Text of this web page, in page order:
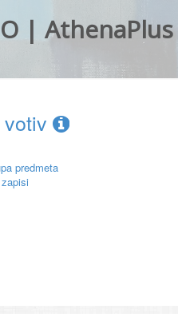
| AthenaPlus
votiv
predmeta